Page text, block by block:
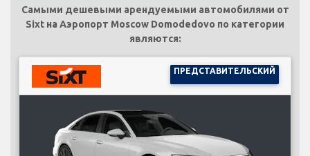
Самыми дешевыми арендуемыми автомобилями от
Sixt на Аэропорт Moscow Domodedovo по категории
являются:
ПРЕДСТАВИТЕЛЬСКИЙ